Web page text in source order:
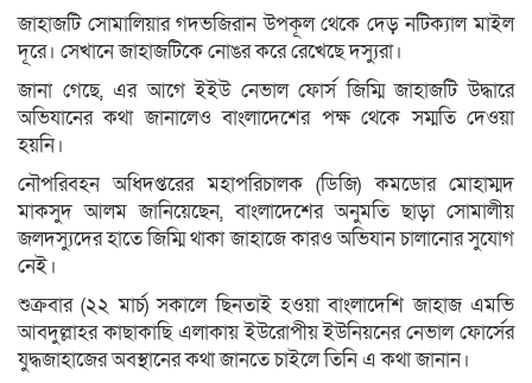
জাহাজটি সোমালিয়ার গদভজিরান উপকূল থেকে দেড় নটিক্যাল মাইল
দূরে। সেখানে জাহাজটিকে নোঙর করে রেখেছে দস্যুরা।
জানা গেছে, এর আগে ইইউ নেভাল ফোর্স জিম্মি জাহাজটি উদ্ধারে
অভিযানের কথা জানালেও বাংলাদেশের পক্ষ থেকে সম্মতি দেওয়া
হয়নি।
নৌপরিবহন অধিদপ্তরের মহাপরিচালক (ডিজি) কমডোর মোহাম্মদ
মাকসুদ আলম জানিয়েছেন, বাংলাদেশের অনুমতি ছাড়া সোমালীয়
জলদস্যুদের হাতে জিম্মি থাকা জাহাজে কারও অভিযান চালানোর সুযোগ
নেই।
শুক্রবার (২২ মার্চ) সকালে ছিনতাই হওয়া বাংলাদেশি জাহাজ এমভি
আবদুল্লাহর কাছাকাছি এলাকায় ইউরোপীয় ইউনিয়নের নেভাল ফোর্সের
যুদ্ধজাহাজের অবস্থানের কথা জানতে চাইলে তিনি এ কথা জানান।